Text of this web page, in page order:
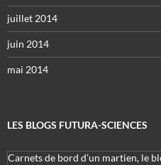
juillet 2014
juin 2014
mai 2014
LES BLOGS FUTURA-SCIENCES
Carnets de bord d’un martien, le